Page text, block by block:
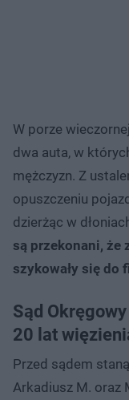
W porze
dwa auta, w
mężczyzn. Z
opuszczeniu
dzierżąc w
są przekonani, że
szykowały się do
Sąd
20 lat
Przed sądem
Arkadiusz M. oraz